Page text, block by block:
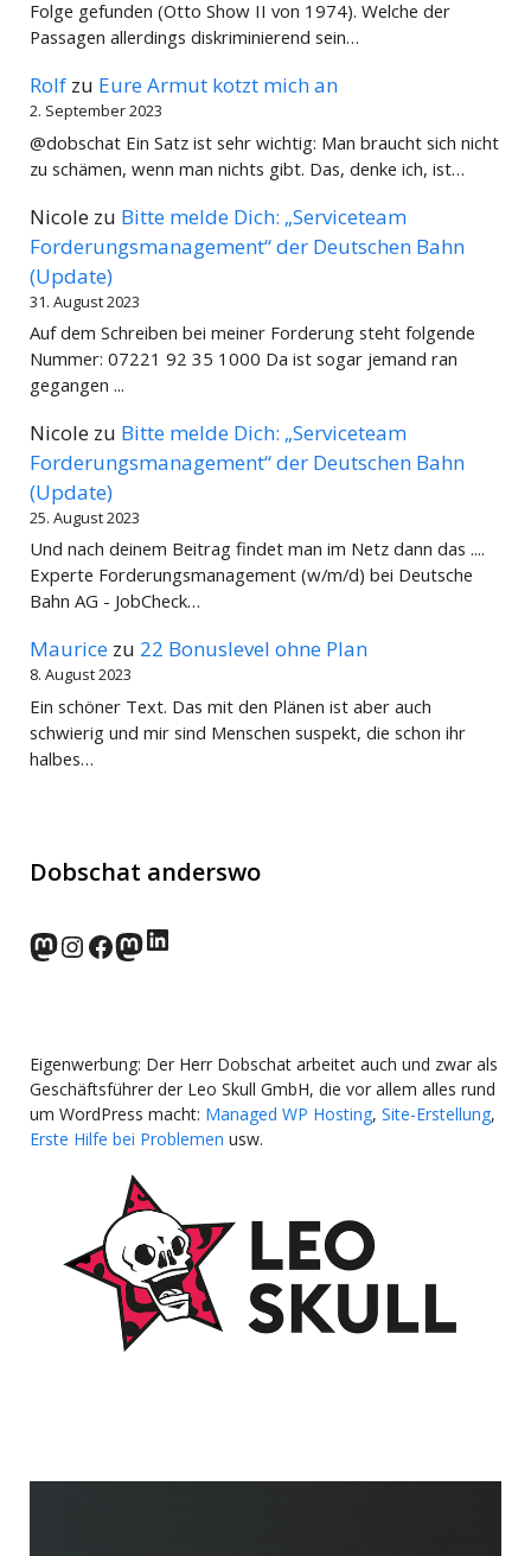
Folge gefunden (Otto Show II von 1974). Welche der
Passagen allerdings diskriminierend sein…
Rolf zu Eure Armut kotzt mich an
2. September 2023
@dobschat Ein Satz ist sehr wichtig: Man braucht sich nicht
zu schämen, wenn man nichts gibt. Das, denke ich, ist…
Nicole zu Bitte melde Dich: „Serviceteam
Forderungsmanagement“ der Deutschen Bahn
(Update)
31. August 2023
Auf dem Schreiben bei meiner Forderung steht folgende
Nummer: 07221 92 35 1000 Da ist sogar jemand ran
gegangen ...
Nicole zu Bitte melde Dich: „Serviceteam
Forderungsmanagement“ der Deutschen Bahn
(Update)
25. August 2023
Und nach deinem Beitrag findet man im Netz dann das ....
Experte Forderungsmanagement (w/m/d) bei Deutsche
Bahn AG - JobCheck…
Maurice zu 22 Bonuslevel ohne Plan
8. August 2023
Ein schöner Text. Das mit den Plänen ist aber auch
schwierig und mir sind Menschen suspekt, die schon ihr
halbes…
Dobschat anderswo
norden.social
Instagram
Facebook
wp-punks.social
LinkedIn
Eigenwerbung: Der Herr Dobschat arbeitet auch und zwar als
Geschäftsführer der Leo Skull GmbH, die vor allem alles rund
um WordPress macht: Managed WP Hosting, Site-Erstellung,
Erste Hilfe bei Problemen usw.